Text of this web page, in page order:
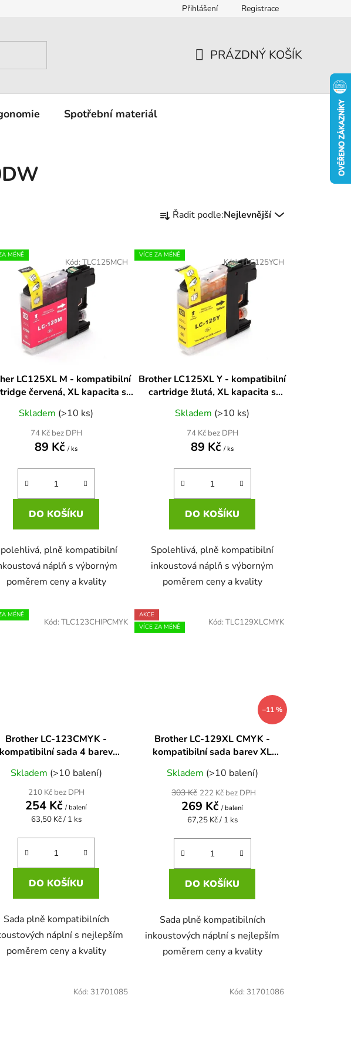
Přihlášení Registrace
KOŠÍK
PRÁZDNÝ KOŠÍK
Spotřební materiál
a
e
n
k
t
Řadit podle:Nejlevnější
MÉNĚ
LC125XL M - kompatibilní
červená, XL kapacita s
Skladem (>10 ks)
74 Kč bez DPH
89 Kč/ ks
DO KOŠÍKU
plně kompatibilní
náplň s výborným
poměrem ceny a kvality
Kód:TLC125MCH
VÍCE ZA MÉNĚ
Brother LC125XL Y - kompatibilní
cartridge žlutá, XL kapacita s
Skladem (>10 ks)
74 Kč bez DPH
89 Kč/ ks
DO KOŠÍKU
Spolehlivá, plně kompatibilní
inkoustová náplň s výborným
poměrem ceny a kvality
Kód:TLC125YCH
MÉNĚ
Brother LC-123CMYK -
kompatibilní sada 4 barev
Skladem (>10 balení)
210 Kč bez DPH
254 Kč/ balení
Měrná
63,50 Kč / 1 ks
DO KOŠÍKU
Sada plně kompatibilních
náplní s nejlepším
poměrem ceny a kvality
Kód: TLC123CHIPCMYK
AKCE
VÍCE ZA MÉNĚ
–11 %
Brother LC-129XL CMYK -
kompatibilní sada barev XL
Skladem (>10 balení)
222 Kč bez DPH
269 Kč/ balení
303 Kč
Měrná
67,25 Kč / 1 ks
DO KOŠÍKU
Sada plně kompatibilních
inkoustových náplní s nejlepším
poměrem ceny a kvality
Kód: TLC129XLCMYK
Kód: 31701085 Kód: 31701086